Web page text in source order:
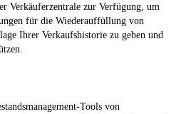
Verkäuferzentrale zur Verfügung, um
für die Wiederauffüllung von
Ihrer Verkaufshistorie zu geben und
Tools von